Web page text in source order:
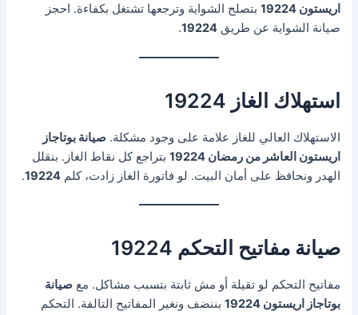
اريستون 19224
بتصلح الشواية وترجعها تشتغل بكفاءة. احجز
صيانة الشواية عن طريق19224
.
استهلاك الغاز 19224
الاستهلاك العالي للغاز علامة على وجود مشكلة.صيانة بوتاجاز
اريستون العاشر من رمضان 19224
بتراجع كل نقاط الغاز. بنقلل
الهدر ونحافظ على أمان البيت. لو فاتورة الغاز زادت، كلم19224
.
صيانة مفاتيح التحكم 19224
مفاتيح التحكم لو تقيلة أو مش ثابتة بتسبب مشاكل. معصيانة
بوتاجاز اريستون 19224
بننضف ونغير المفاتيح التالفة. التحكم